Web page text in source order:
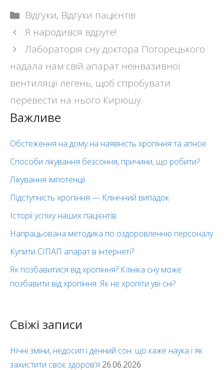
Categories
Відгуки, Відгуки пацієнтів
Post
navigation
Я народився вдруге!
Лабораторія сну доктора Погорецького
надала нам свій апарат неінвазивної
вентиляції легень, щоб спробувати
перевести на нього Кирюшу.
Важливе
Обстеження на дому на наявність хропіння та апное
Способи лікування безсоння, причини, що робити?
Лікування імпотенції
Підступність хропіння — Клінічний випадок
Історії успіху наших пацієнтів
Напрацьована методика по оздоровленню персоналу
Купити СІПАП апарат в інтернеті?
Як позбавитися від хропіння? Клініка сну може
позбавити від хропіння. Як не хропіти уві сні?
Свіжі записи
Нічні зміни, недосип і денний сон: що каже наука і як
захистити своє здоров’я 26.06.2026